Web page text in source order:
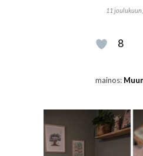
11
8
mainos: